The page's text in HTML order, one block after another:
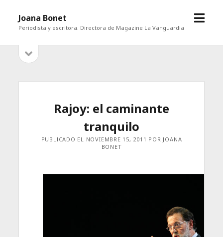
Joana Bonet
Periodista y escritora. Directora de Magazine La Vanguardia
abrir
Barrabarra
Rajoy: el caminante
tranquilo
PUBLICADO EL NOVIEMBRE 15, 2011 POR JOANA
BONET